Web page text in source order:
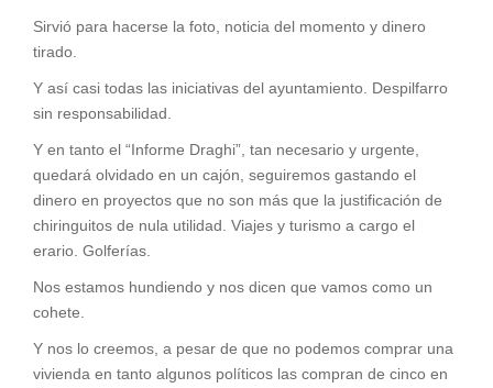
Sirvió para hacerse la foto, noticia del momento y dinero
tirado.
Y así casi todas las iniciativas del ayuntamiento. Despilfarro
sin responsabilidad.
Y en tanto el “Informe Draghi”, tan necesario y urgente,
quedará olvidado en un cajón, seguiremos gastando el
dinero en proyectos que no son más que la justificación de
chiringuitos de nula utilidad. Viajes y turismo a cargo el
erario. Golferías.
Nos estamos hundiendo y nos dicen que vamos como un
cohete.
Y nos lo creemos, a pesar de que no podemos comprar una
vivienda en tanto algunos políticos las compran de cinco en